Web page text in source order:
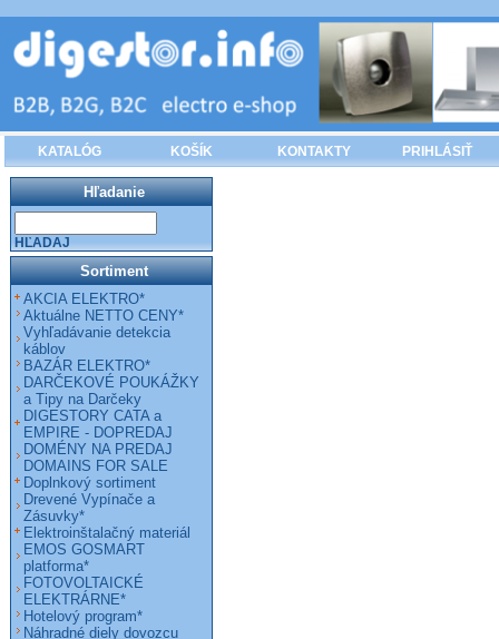
KATALÓG KOŠÍK KONTAKTY PRIHLÁSIŤ
Hľadanie
HĽADAJ
Sortiment
AKCIA ELEKTRO*
Aktuálne NETTO CENY*
Vyhľadávanie detekcia
káblov
BAZÁR ELEKTRO*
DARČEKOVÉ POUKÁŽKY
a Tipy na Darčeky
DIGESTORY CATA a
EMPIRE - DOPREDAJ
DOMÉNY NA PREDAJ
DOMAINS FOR SALE
Doplnkový sortiment
Drevené Vypínače a
Zásuvky*
Elektroinštalačný materiál
EMOS GOSMART
platforma*
FOTOVOLTAICKÉ
ELEKTRÁRNE*
Hotelový program*
Náhradné diely dovozcu